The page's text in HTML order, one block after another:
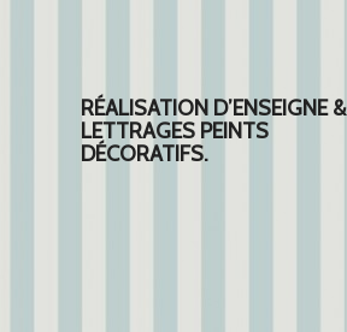
RÉALISATION D’ENSEIGNE &
LETTRAGES PEINTS
DÉCORATIFS.